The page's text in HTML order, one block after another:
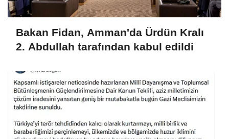
Bakan Fidan, Amman'da Ürdün Kralı
2. Abdullah tarafından kabul edildi